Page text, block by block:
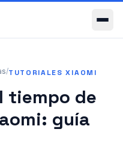
/TUTORIALES XIAOMI
tiempo de
guía